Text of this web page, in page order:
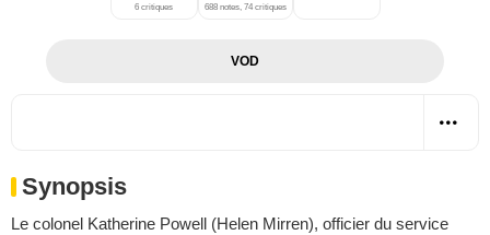
6 critiques 688 notes, 74 critiques
VOD
Synopsis
Le colonel Katherine Powell (Helen Mirren), officier du service